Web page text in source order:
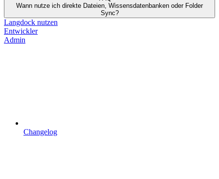
Wann nutze ich direkte Dateien, Wissensdatenbanken oder Folder
Sync?
Langdock nutzen
Entwickler
Admin
Changelog